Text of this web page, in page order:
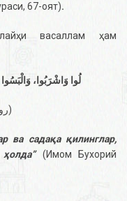
67-оят).
васаллам ҳам
لُوا وَاشْرَبُوا،
(رواه الإمام البخاري)
ва садақа қилинглар,
(Имом Бухорий